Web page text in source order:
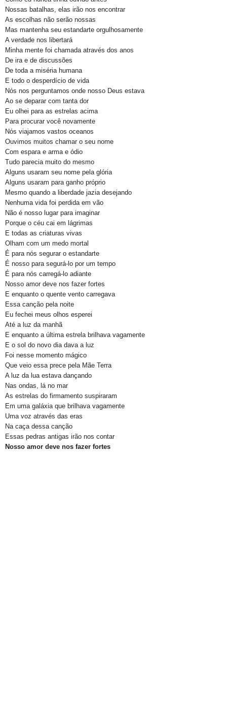
Nossas batalhas, elas irão nos encontrar
As escolhas não serão nossas
Mas mantenha seu estandarte orgulhosamente
A verdade nos libertará
Minha mente foi chamada através dos anos
De ira e de discussões
De toda a miséria humana
E todo o desperdício de vida
Nós nos perguntamos onde nosso Deus estava
Ao se deparar com tanta dor
Eu olhei para as estrelas acima
Para procurar você novamente
Nós viajamos vastos oceanos
Ouvimos muitos chamar o seu nome
Com espara e arma e ódio
Tudo parecia muito do mesmo
Alguns usaram seu nome pela glória
Alguns usaram para ganho próprio
Mesmo quando a liberdade jazia desejando
Nenhuma vida foi perdida em vão
Não é nosso lugar para imaginar
Porque o céu cai em lágrimas
E todas as criaturas vivas
Olham com um medo mortal
É para nós segurar o estandarte
É nosso para segurá-lo por um tempo
É para nós carregá-lo adiante
Nosso amor deve nos fazer fortes
E enquanto o quente vento carregava
Essa canção pela noite
Eu fechei meus olhos esperei
Até a luz da manhã
E enquanto a última estrela brilhava vagamente
E o sol do novo dia dava a luz
Foi nesse momento mágico
Que veio essa prece pela Mãe Terra
A luz da lua estava dançando
Nas ondas, lá no mar
As estrelas do firmamento suspiraram
Em uma galáxia que brilhava vagamente
Uma voz através das eras
Na caça dessa canção
Essas pedras antigas irão nos contar
Nosso amor deve nos fazer fortes